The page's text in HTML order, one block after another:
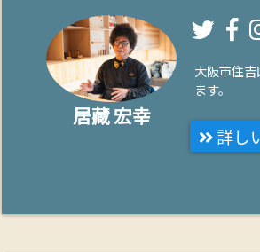
居藏 宏幸
大阪市住
ます。
詳し